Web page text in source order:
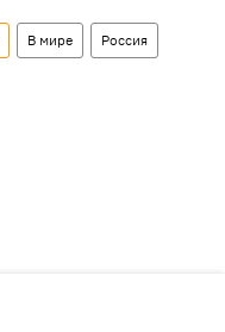
В мире Россия